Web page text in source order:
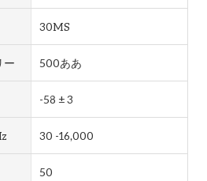
30MS
ー 500ああ
-58 ± 3
30 -16,000
50